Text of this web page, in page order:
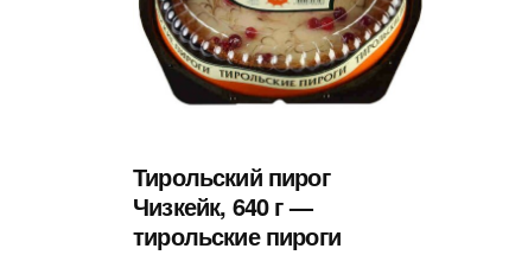
Тирольский пирог
Чизкейк, 640 г —
тирольские пироги